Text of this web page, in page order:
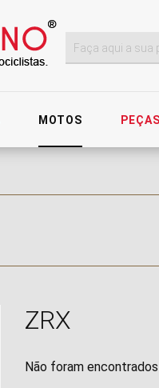
MOTOS PEÇAS
ZRX
Não foram